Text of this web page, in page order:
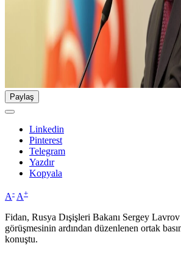
Paylaş
Linkedin
Pinterest
Telegram
Yazdır
Kopyala
A- A+
Fidan, Rusya Dışişleri Bakanı Sergey
görüşmesinin ardından düzenlenen ortak
konuştu.